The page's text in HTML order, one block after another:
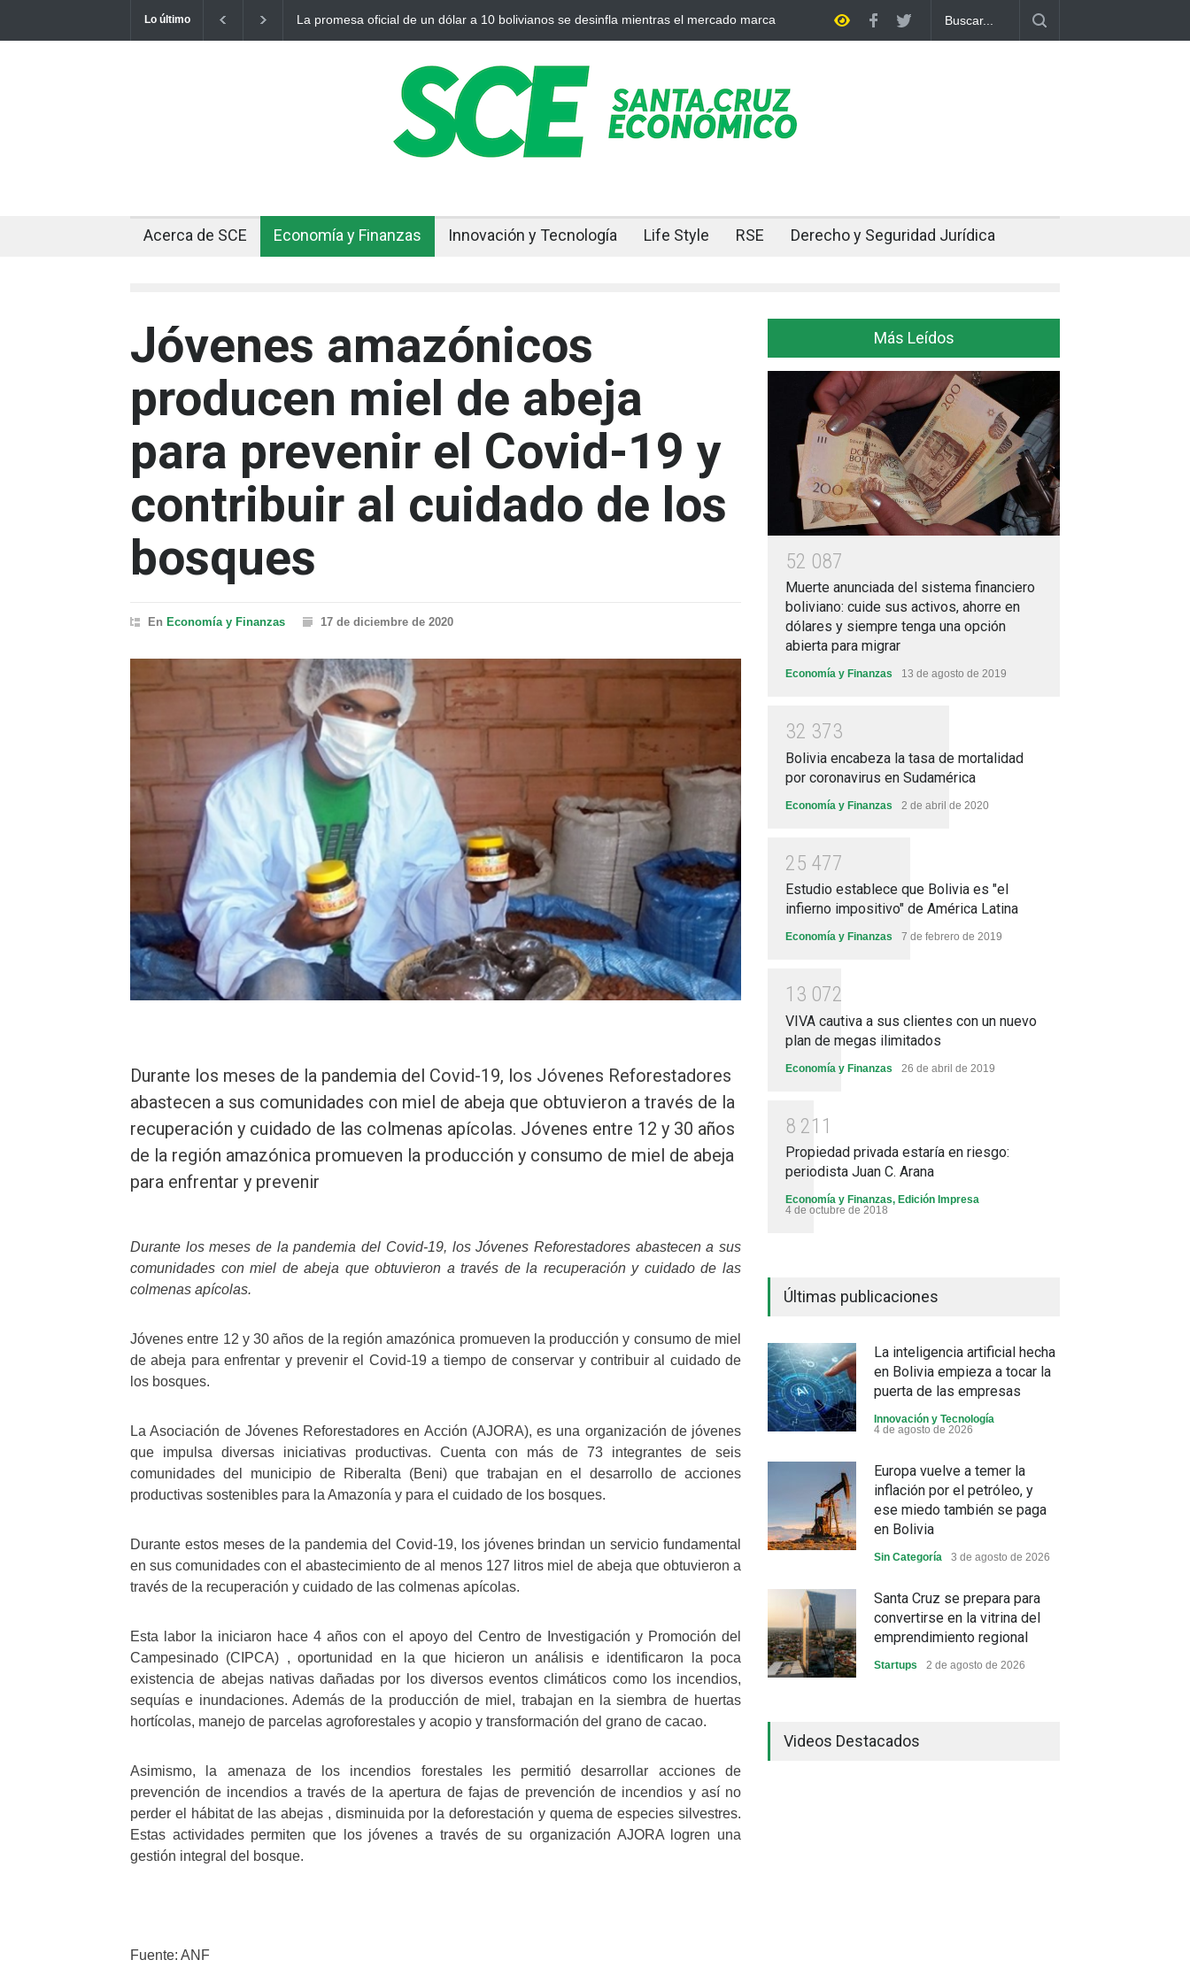
Lo último
a 10 bolivianos se desinfla mientras el mercado marca Cuando el oro y la plata se enfrían afuera, Bolivia siente el golpe en casa
Bolivia rompe dos décadas de distancia con el FMI y pone a prueba
Acerca de SCE Economía y Finanzas Innovación y Tecnología Life Style RSE Derecho y Seguridad Jurídica
Jóvenes amazónicos
producen miel de abeja
para prevenir el Covid-19 y
contribuir al cuidado de los
bosques
En Economía y Finanzas 17 de diciembre de 2020
Durante los meses de la pandemia del Covid-19, los Jóvenes Reforestadores
abastecen a sus comunidades con miel de abeja que obtuvieron a través de la
recuperación y cuidado de las colmenas apícolas. Jóvenes entre 12 y 30 años
de la región amazónica promueven la producción y consumo de miel de abeja
para enfrentar y prevenir
Durante los meses de la pandemia del Covid-19, los Jóvenes Reforestadores abastecen a sus
comunidades con miel de abeja que obtuvieron a través de la recuperación y cuidado de las
colmenas apícolas.
Jóvenes entre 12 y 30 años de la región amazónica promueven la producción y consumo de miel
de abeja para enfrentar y prevenir el Covid-19 a tiempo de conservar y contribuir al cuidado de
los bosques.
La Asociación de Jóvenes Reforestadores en Acción (AJORA), es una organización de jóvenes
que impulsa diversas iniciativas productivas. Cuenta con más de 73 integrantes de seis
comunidades del municipio de Riberalta (Beni) que trabajan en el desarrollo de acciones
productivas sostenibles para la Amazonía y para el cuidado de los bosques.
Durante estos meses de la pandemia del Covid-19, los jóvenes brindan un servicio fundamental
en sus comunidades con el abastecimiento de al menos 127 litros miel de abeja que obtuvieron a
través de la recuperación y cuidado de las colmenas apícolas.
Esta labor la iniciaron hace 4 años con el apoyo del Centro de Investigación y Promoción del
Campesinado (CIPCA) , oportunidad en la que hicieron un análisis e identificaron la poca
existencia de abejas nativas dañadas por los diversos eventos climáticos como los incendios,
sequías e inundaciones. Además de la producción de miel, trabajan en la siembra de huertas
hortícolas, manejo de parcelas agroforestales y acopio y transformación del grano de cacao.
Asimismo, la amenaza de los incendios forestales les permitió desarrollar acciones de
prevención de incendios a través de la apertura de fajas de prevención de incendios y así no
perder el hábitat de las abejas , disminuida por la deforestación y quema de especies silvestres.
Estas actividades permiten que los jóvenes a través de su organización AJORA logren una
gestión integral del bosque.
Fuente: ANF
Más Leídos
52 087
Muerte anunciada del sistema financiero
boliviano: cuide sus activos, ahorre en
dólares y siempre tenga una opción
abierta para migrar
Economía y Finanzas 13 de agosto de 2019
32 373
Bolivia encabeza la tasa de mortalidad
por coronavirus en Sudamérica
Economía y Finanzas 2 de abril de 2020
25 477
Estudio establece que Bolivia es "el
infierno impositivo" de América Latina
Economía y Finanzas 7 de febrero de 2019
1 3 072
VIVA cautiva a sus clientes con un nuevo
plan de megas ilimitados
Economía y Finanzas 26 de abril de 2019
8 21 1
Propiedad privada estaría en riesgo:
periodista Juan C. Arana
Economía y Finanzas, Edición Impresa
4 de octubre de 2018
Últimas publicaciones
La inteligencia artificial hecha
en Bolivia empieza a tocar la
puerta de las empresas
Innovación y Tecnología
4 de agosto de 2026
Europa vuelve a temer la
inflación por el petróleo, y
ese miedo también se paga
en Bolivia
Sin Categoría 3 de agosto de 2026
Santa Cruz se prepara para
convertirse en la vitrina del
emprendimiento regional
Startups 2 de agosto de 2026
industrial y el golpe puede
Videos Destacados